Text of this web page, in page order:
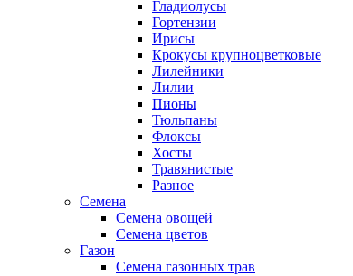
Гладиолусы
Гортензии
Ирисы
Крокусы крупноцветковые
Лилейники
Лилии
Пионы
Тюльпаны
Флоксы
Хосты
Травянистые
Разное
Семена
Семена овощей
Семена цветов
Газон
Семена газонных трав